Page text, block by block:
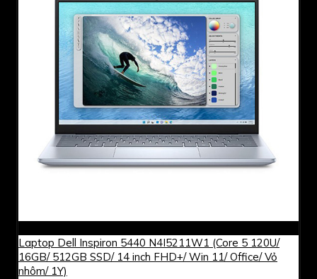
Laptop Dell Inspiron 5440 N4I5211W1 (Core 5 120U/
16GB/ 512GB SSD/ 14 inch FHD+/ Win 11/ Office/ Vỏ
nhôm/ 1Y)